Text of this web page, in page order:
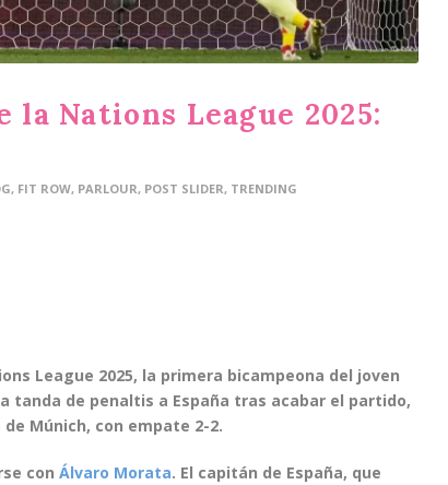
la Nations League 2025:
, FIT ROW, PARLOUR, POST SLIDER, TRENDING
League 2025, la primera bicampeona del joven
tanda de penaltis a España tras acabar el partido,
Múnich, con empate 2-2.
con Álvaro Morata. El capitán de España, que